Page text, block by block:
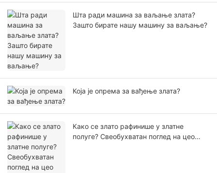
Шта ради машина за ваљање злата?
Зашто бирате нашу машину за ваљање?
Која је опрема за вађење злата?
Како се злато рафинише у златне
полуге? Свеобухватан поглед на цео